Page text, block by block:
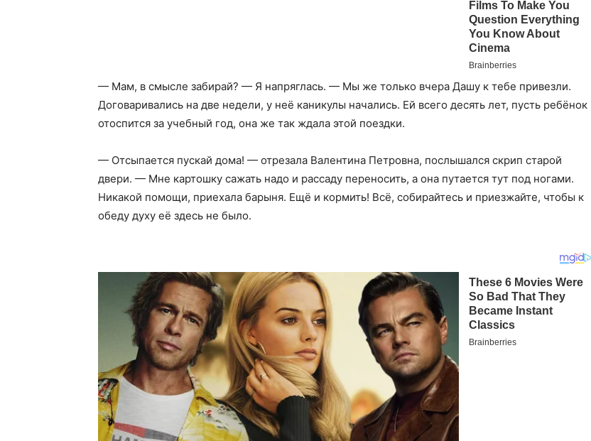
— Мам, в смысле забирай? — Я напряглась. — Мы же только вчера Дашу к тебе привезли.
Договаривались на две недели, у неё каникулы начались. Ей всего десять лет, пусть ребёнок
отоспится за учебный год, она же так ждала этой поездки.
— Отсыпается пускай дома! — отрезала Валентина Петровна, послышался скрип старой
двери. — Мне картошку сажать надо и рассаду переносить, а она путается тут под ногами.
Никакой помощи, приехала барыня. Ещё и кормить! Всё, собирайтесь и приезжайте, чтобы к
обеду духу её здесь не было.